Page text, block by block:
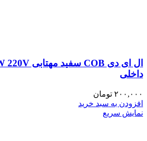
داخلی
۲۰۰,۰۰۰ تومان
افزودن به سبد خرید
نمایش سریع